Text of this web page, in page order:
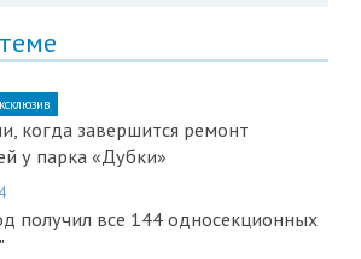
когда завершится ремонт
у парка «Дубки»
получил все 144 односекционных